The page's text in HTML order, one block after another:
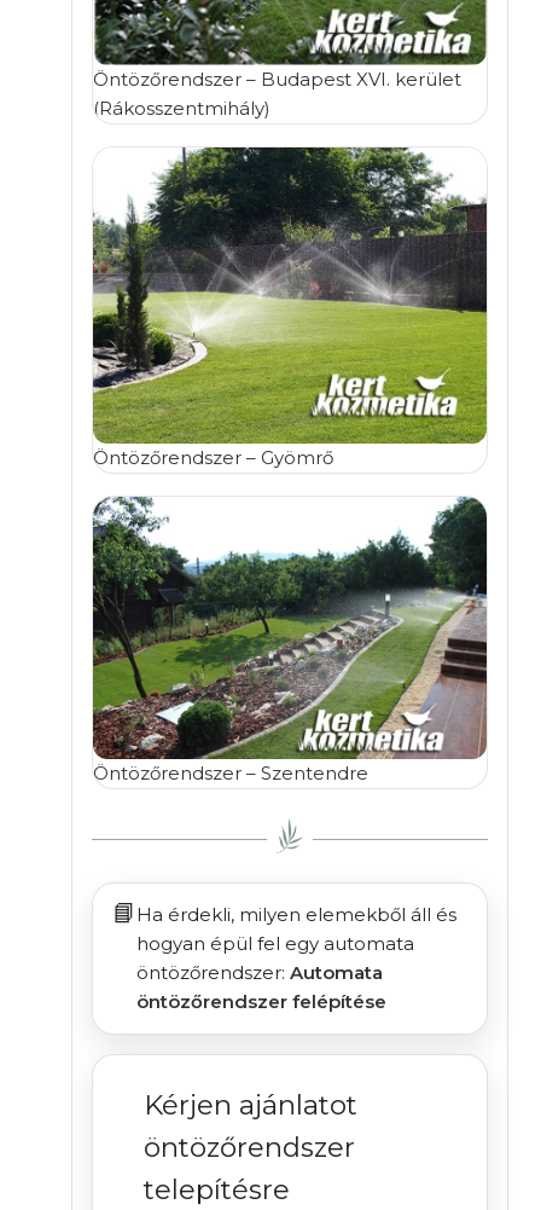
Öntözőrendszer – Budapest XVI. kerület
(Rákosszentmihály)
Öntözőrendszer – Gyömrő
Öntözőrendszer – Szentendre
📘 Ha érdekli, milyen elemekből áll és
hogyan épül fel egy automata
öntözőrendszer: Automata
öntözőrendszer felépítése
Kérjen ajánlatot
öntözőrendszer
telepítésre